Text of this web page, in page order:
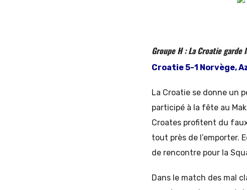
Groupe H : La Croatie garde
Croatie 5-1 Norvège,
La Croatie se donne un
participé à la fête au
Croates profitent du
tout près de l’emporter.
de rencontre pour la
Dans le match des mal